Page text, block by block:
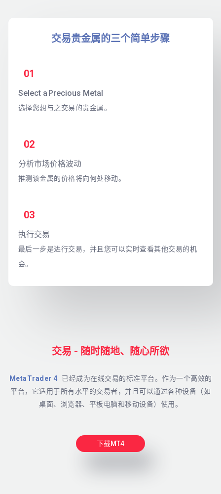
交易贵金属的三个简单步骤
01
Select a Precious Metal
选择您想与之交易的贵金属。
02
分析市场价格波动
推测该金属的价格将向何处移动。
03
执行交易
最后一步是进行交易，并且您可以实时查看其他交易的机
会。
交易 - 随时随地、随心所欲
MetaTrader 4
已经成为在线交易的标准平台。作为一个高效的
平台，它适用于所有水平的交易者，并且可以通过各种设备（如
桌面、浏览器、平板电脑和移动设备）使用。
下载MT4